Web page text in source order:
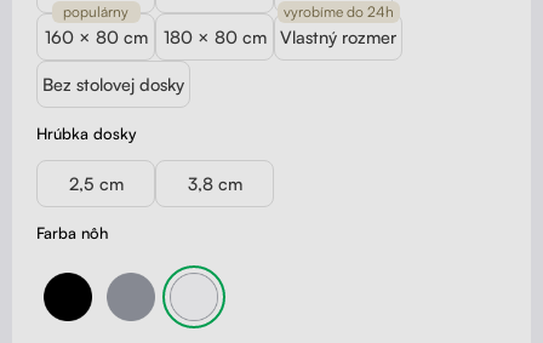
Farba nôh
Hrúbka dosky
2,5 cm 3,8 cm
160 × 80 cm
populárny
180 × 80 cm Vlastný rozmer
vyrobíme do 24h
Bez stolovej dosky